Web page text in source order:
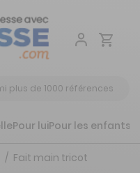
Aller
Pour luiPour les enfants
Fait main tricot